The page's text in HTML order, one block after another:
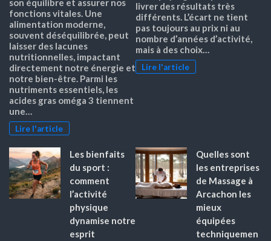
son équilibre et assurer nos
fonctions vitales. Une
alimentation moderne,
souvent déséquilibrée, peut
laisser des lacunes
nutritionnelles, impactant
directement notre énergie et
notre bien-être. Parmi les
nutriments essentiels, les
acides gras oméga 3 tiennent
une…
Lire l'article
livrer des résultats très
différents. L’écart ne tient
pas toujours au prix ni au
nombre d’années d’activité,
mais à des choix…
Lire l'article
Les bienfaits
du sport :
comment
l’activité
physique
dynamise notre
esprit
Quelles sont
les entreprises
de Massage à
Arcachon les
mieux
équipées
techniquemen